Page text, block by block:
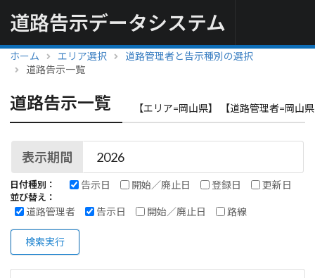
道路告示データシステム
ホーム エリア選択
道路管理者と告示種別の選択
道路告示一覧
道路告示一覧 【エリア=岡山県】 【道路管理者=岡山
表示期間
日付種別： 告示日 開始／廃止日 登録日 更新日
並び替え：
道路管理者 告示日 開始／廃止日 路線
検索実行